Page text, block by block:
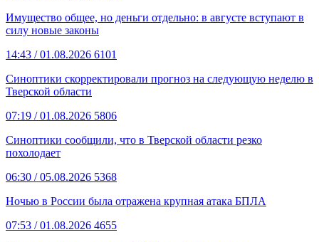
Имущество общее, но деньги отдельно: в августе вступают в
силу новые законы
14:43 / 01.08.2026 6101
Синоптики скорректировали прогноз на следующую неделю в
Тверской области
07:19 / 01.08.2026 5806
Синоптики сообщили, что в Тверской области резко
похолодает
06:30 / 05.08.2026 5368
Ночью в России была отражена крупная атака БПЛА
07:53 / 01.08.2026 4655